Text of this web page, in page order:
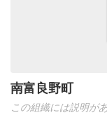
南富良野町
この組織には説明が